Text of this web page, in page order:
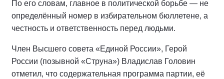
По его словам, главное в политической борьбе — не
определённый номер в избирательном бюллетене, а
честность и ответственность перед людьми.
Член Высшего совета «Единой России», Герой
России (позывной «Струна») Владислав Головин
отметил, что содержательная программа партии, её